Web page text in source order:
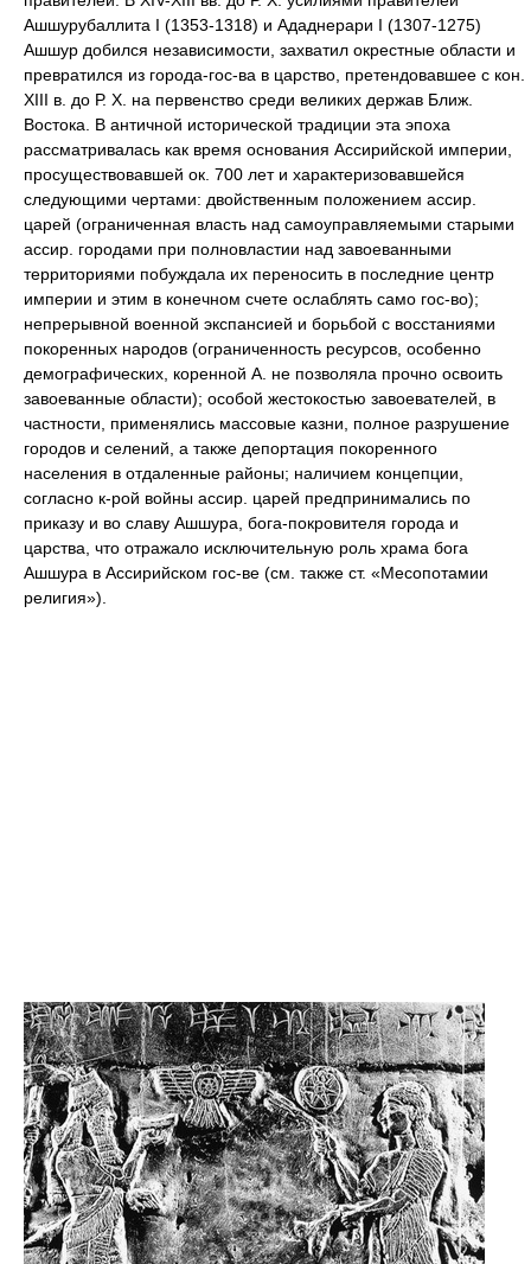
Ашшурубаллита I (1353-1318) и Ададнерари I (1307-1275)
Ашшур добился независимости, захватил окрестные области и
превратился из города-гос-ва в царство, претендовавшее с кон.
XIII в. до Р. Х. на первенство среди великих держав Ближ.
Востока. В античной исторической традиции эта эпоха
рассматривалась как время основания Ассирийской империи,
просуществовавшей ок. 700 лет и характеризовавшейся
следующими чертами: двойственным положением ассир.
царей (ограниченная власть над самоуправляемыми старыми
ассир. городами при полновластии над завоеванными
территориями побуждала их переносить в последние центр
империи и этим в конечном счете ослаблять само гос-во);
непрерывной военной экспансией и борьбой с восстаниями
покоренных народов (ограниченность ресурсов, особенно
демографических, коренной А. не позволяла прочно освоить
завоеванные области); особой жестокостью завоевателей, в
частности, применялись массовые казни, полное разрушение
городов и селений, а также депортация покоренного
населения в отдаленные районы; наличием концепции,
согласно к-рой войны ассир. царей предпринимались по
приказу и во славу Ашшура, бога-покровителя города и
царства, что отражало исключительную роль храма бога
Ашшура в Ассирийском гос-ве (см. также ст. «Месопотамии
религия»).